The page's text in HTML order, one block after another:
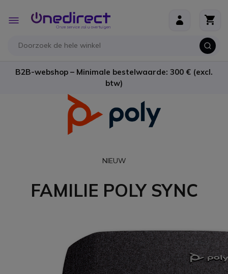
Toggle
Nav
B2B-webshop – Minimale bestelwaarde: 300 € (excl.
btw)
NIEUW
FAMILIE POLY SYNC